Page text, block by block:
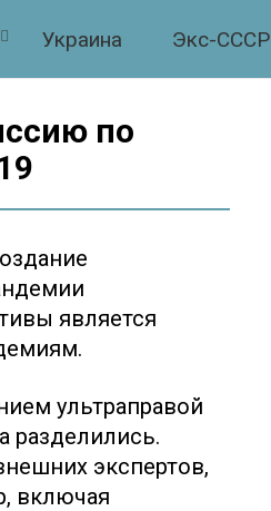
Украина Экс-СССР
по
является
ультраправой
разделились.
экспертов,
включая